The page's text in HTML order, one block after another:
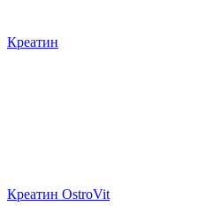
Креатин
Креатин OstroVit